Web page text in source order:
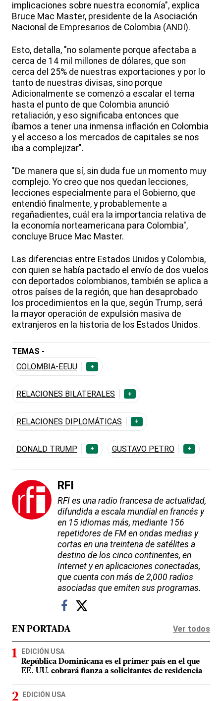
implicaciones sobre nuestra economía", explica
Bruce Mac Master, presidente de la Asociación
Nacional de Empresarios de Colombia (ANDI).
Esto, detalla, "no solamente porque afectaba a
cerca de 14 mil millones de dólares, que son
cerca del 25% de nuestras exportaciones y por lo
tanto de nuestras divisas, sino porque
Adicionalmente se comenzó a escalar el tema
hasta el punto de que Colombia anunció
retaliación, y eso significaba entonces que
íbamos a tener una inmensa inflación en Colombia
y el acceso a los mercados de capitales se nos
iba a complejizar".
"De manera que sí, sin duda fue un momento muy
complejo. Yo creo que nos quedan lecciones,
lecciones especialmente para el Gobierno, que
entendió finalmente, y probablemente a
regañadientes, cuál era la importancia relativa de
la economía norteamericana para Colombia",
concluye Bruce Mac Master.
Las diferencias entre Estados Unidos y Colombia,
con quien se había pactado el envío de dos vuelos
con deportados colombianos, también se aplica a
otros países de la región, que han desaprobado
los procedimientos en la que, según Trump, será
la mayor operación de expulsión masiva de
extranjeros en la historia de los Estados Unidos.
TEMAS -
COLOMBIA-EEUU
+
RELACIONES BILATERALES +
RELACIONES DIPLOMÁTICAS +
DONALD TRUMP + GUSTAVO PETRO +
RFI
RFI es una radio francesa de actualidad,
difundida a escala mundial en francés y
en 15 idiomas más, mediante 156
repetidores de FM en ondas medias y
cortas en una treintena de satélites a
destino de los cinco continentes, en
Internet y en aplicaciones conectadas,
que cuenta con más de 2,000 radios
asociadas que emiten sus programas.
EN PORTADA Ver todos
EDICIÓN USA
República Dominicana es el primer país en el que
EE. UU. cobrará fianza a solicitantes de residencia
EDICIÓN USA